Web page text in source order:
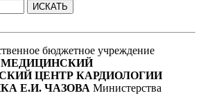
ИСКАТЬ
бюджетное учреждение
ЦЕНТР КАРДИОЛОГИИ
Е.И. ЧАЗОВА Министерства